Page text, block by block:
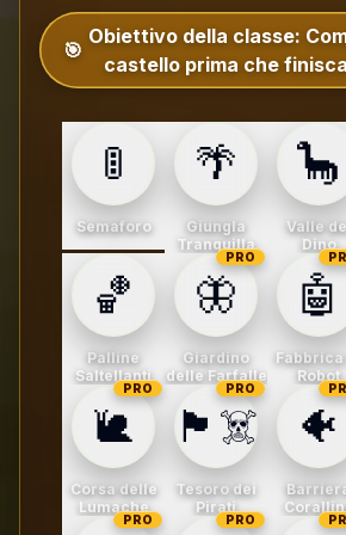
🎯
Obiettivo della classe:
castello prima che
🚦
Semaforo
🌴
Giungla
Tranquilla
🦕
Valle
Dino
🏀
Palline
Saltellanti
🦋
PRO
Giardino
delle Farfalle
🤖
Fabbrica
Robot
🐌
PRO
Corsa delle
Lumache
🏴‍☠️
PRO
Tesoro dei
Pirati
🐠
Barriera
PRO PRO